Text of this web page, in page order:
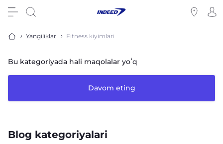
Yangiliklar Fitness kiyimlari
Bu kategoriyada hali maqolalar yoʻq
Davom eting
Blog kategoriyalari